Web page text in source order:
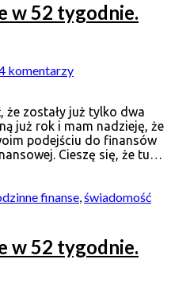
w 52 tygodnie.
komentarzy
że zostały już tylko dwa
już rok i mam nadzieję, że
podejściu do finansów
Cieszę się, że tu…
finanse,świadomość
w 52 tygodnie.